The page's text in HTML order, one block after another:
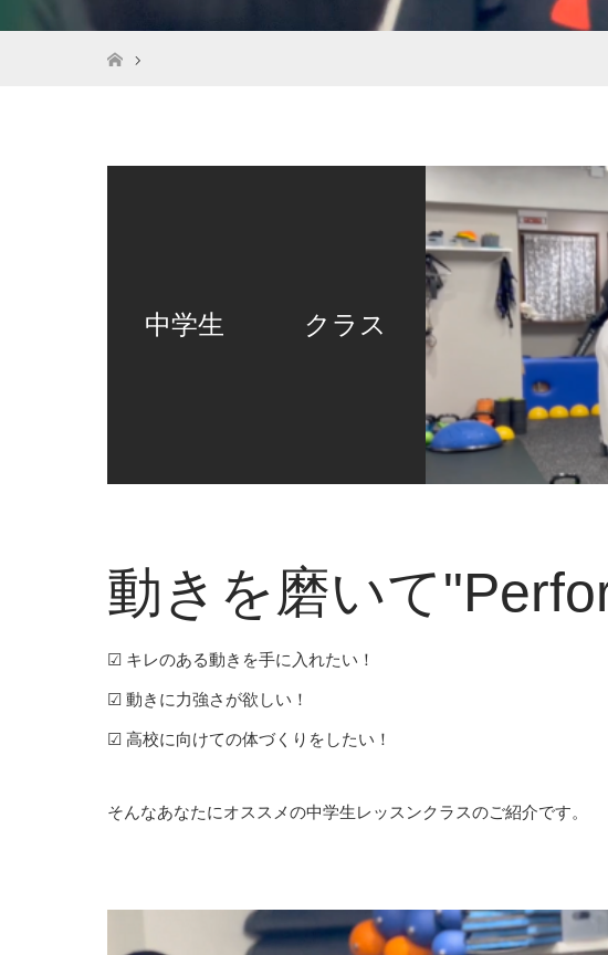
ホーム
中学生 クラス
動きを磨いて
☑︎ キレのある動きを手に入れたい！
☑︎ 動きに力強さが欲しい！
☑︎ 高校に向けての体づくりをしたい！
そんなあなたにオススメの中学生レッスンクラスのご紹介です。